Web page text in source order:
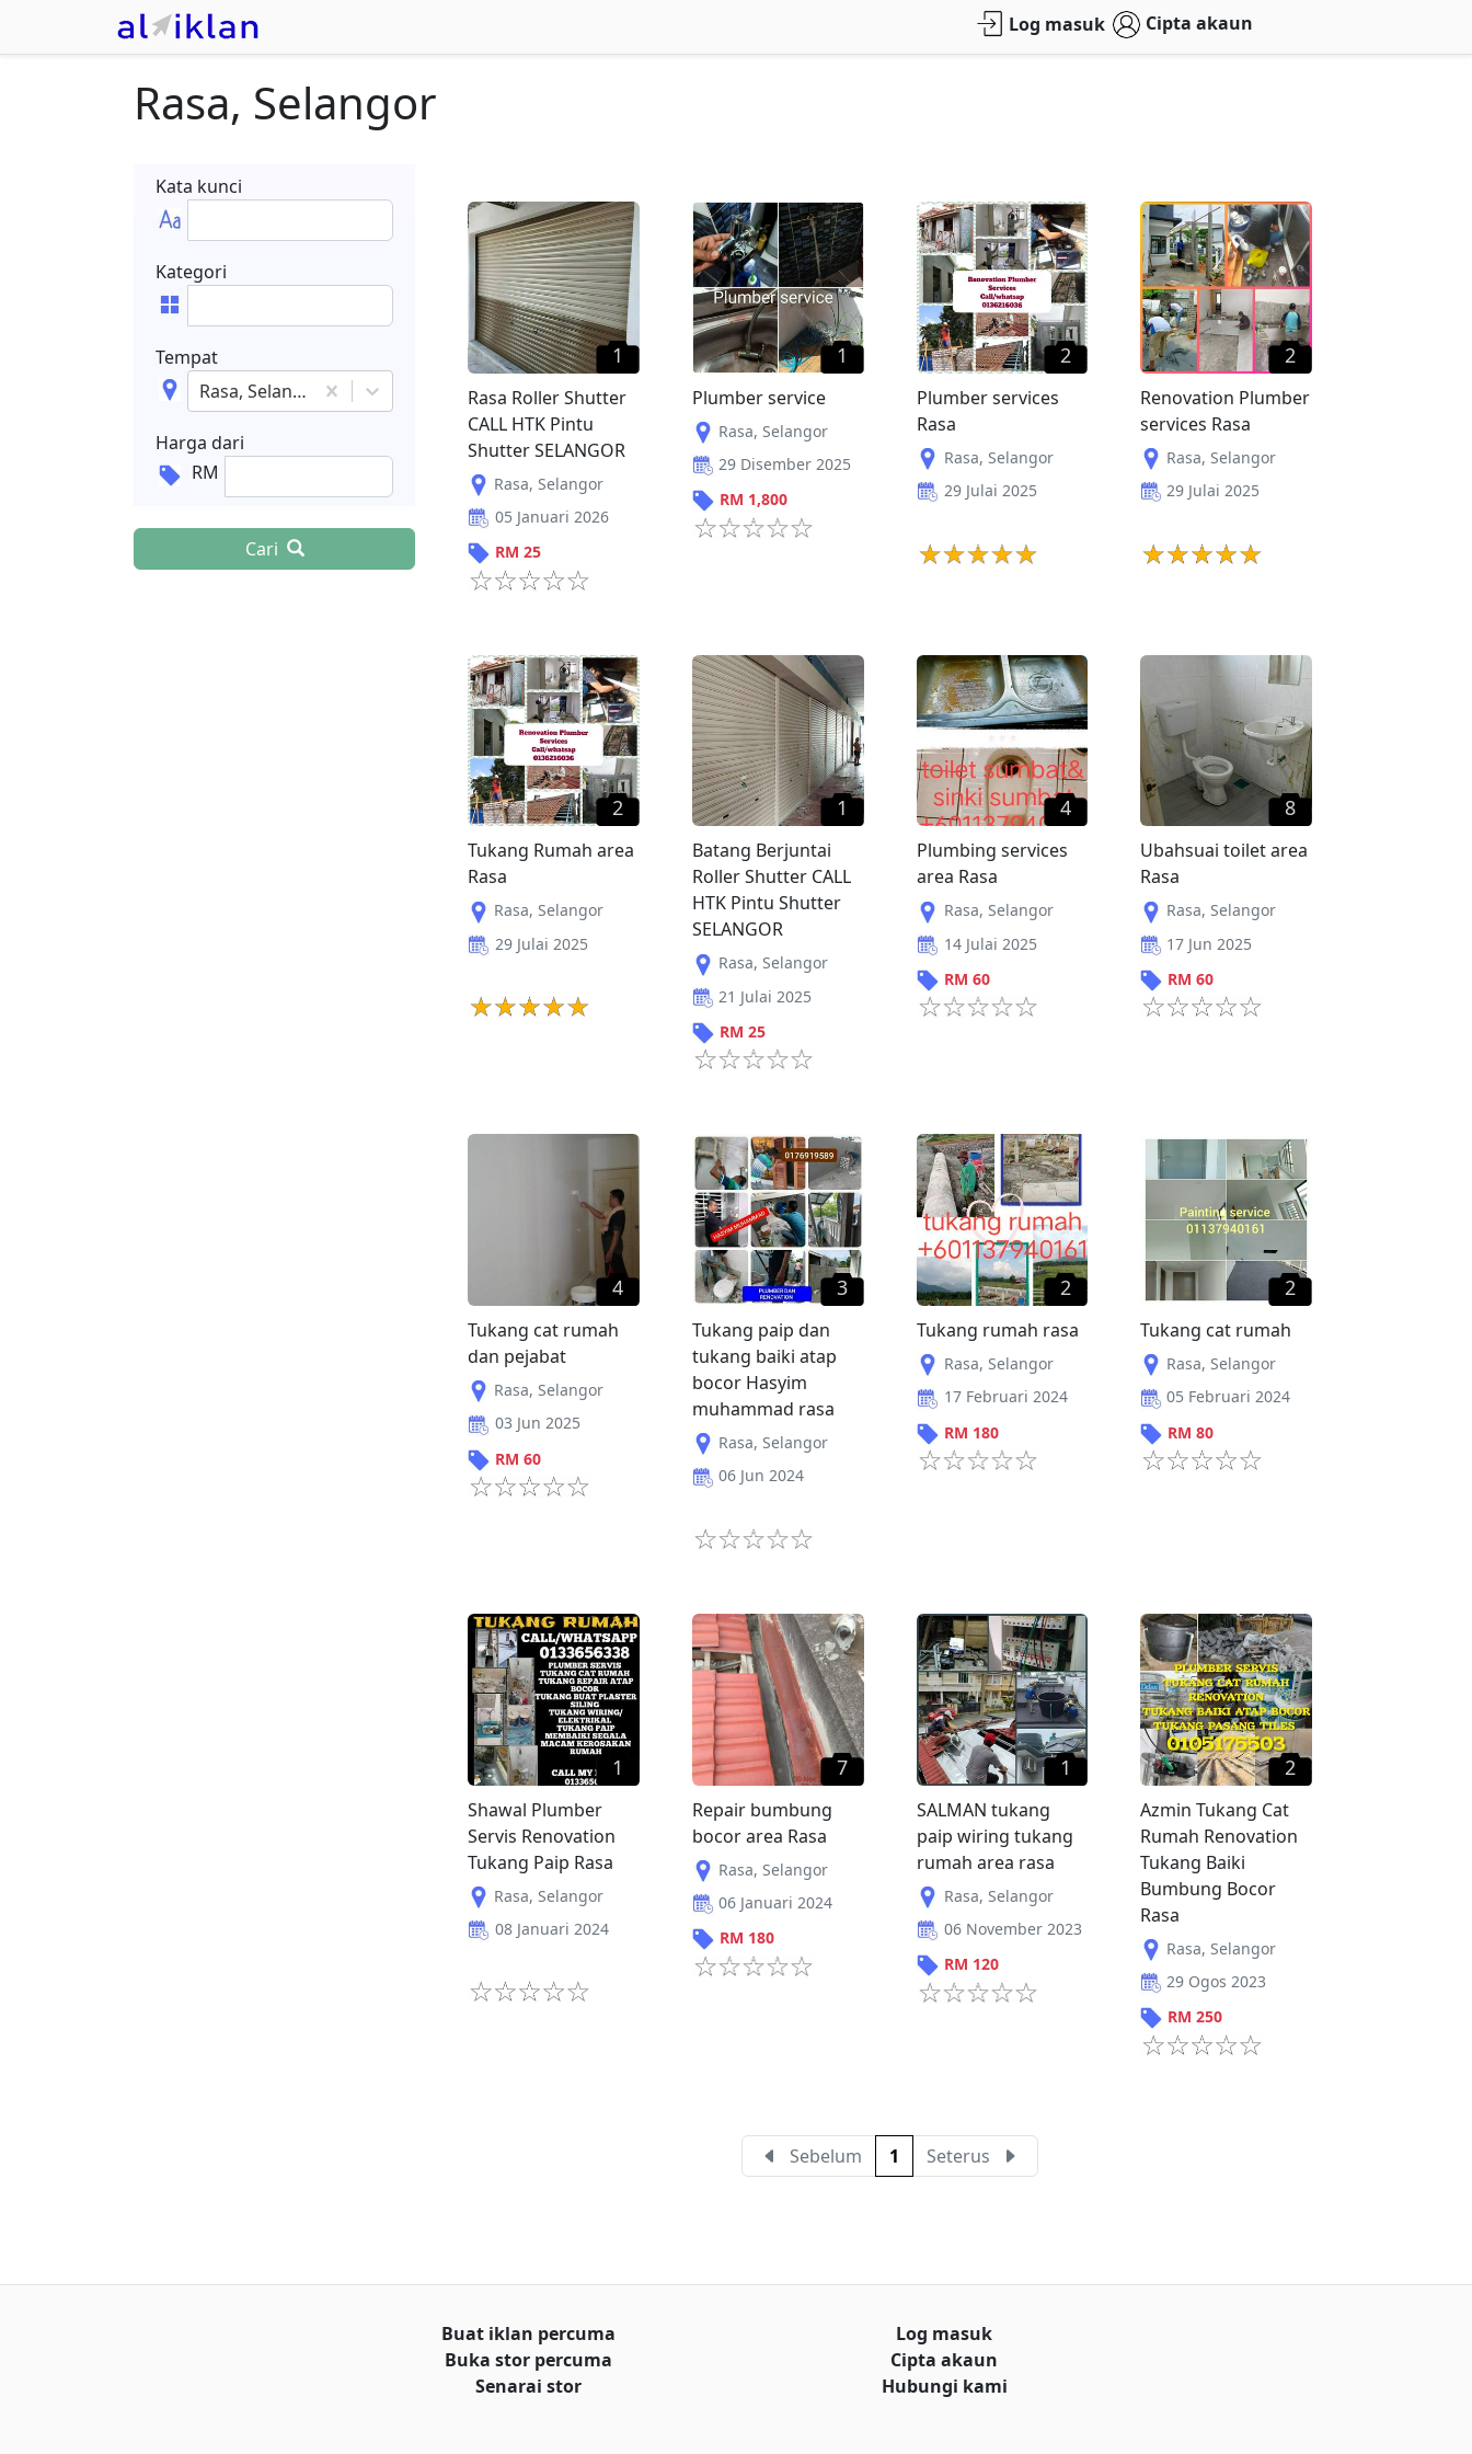
Log masuk Cipta akaun
Rasa, Selangor
Kata kunci
Kategori
Tempat
Rasa, Selangor
Harga dari
RM
Cari
1
Rasa Roller Shutter
CALL HTK Pintu
Shutter SELANGOR
Rasa, Selangor
05 Januari 2026
RM 25
1
Plumber service
Rasa, Selangor
29 Disember 2025
RM 1,800
2
Plumber services
Rasa
Rasa, Selangor
29 Julai 2025
2
Renovation Plumber
services Rasa
Rasa, Selangor
29 Julai 2025
2
Tukang Rumah area
Rasa
Rasa, Selangor
29 Julai 2025
1
Batang Berjuntai
Roller Shutter CALL
HTK Pintu Shutter
SELANGOR
Rasa, Selangor
21 Julai 2025
RM 25
4
Plumbing services
area Rasa
Rasa, Selangor
14 Julai 2025
RM 60
8
Ubahsuai toilet area
Rasa
Rasa, Selangor
17 Jun 2025
RM 60
4
Tukang cat rumah
dan pejabat
Rasa, Selangor
03 Jun 2025
RM 60
3
Tukang paip dan
tukang baiki atap
bocor Hasyim
muhammad rasa
Rasa, Selangor
06 Jun 2024
2
Tukang rumah rasa
Rasa, Selangor
17 Februari 2024
RM 180
2
Tukang cat rumah
Rasa, Selangor
05 Februari 2024
RM 80
1
Shawal Plumber
Servis Renovation
Tukang Paip Rasa
Rasa, Selangor
08 Januari 2024
7
Repair bumbung
bocor area Rasa
Rasa, Selangor
06 Januari 2024
RM 180
1
SALMAN tukang
paip wiring tukang
rumah area rasa
Rasa, Selangor
06 November 2023
RM 120
2
Azmin Tukang Cat
Rumah Renovation
Tukang Baiki
Bumbung Bocor
Rasa
Rasa, Selangor
29 Ogos 2023
RM 250
Sebelum 1 Seterus
Buat iklan percuma
Buka stor percuma
Senarai stor
Log masuk
Cipta akaun
Hubungi kami